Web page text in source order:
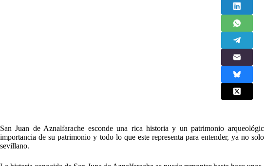
San Juan de Aznalfarache esconde una rica historia y un patrimonio
importancia de su patrimonio y todo lo que este representa para entender, ya no
sevillano.